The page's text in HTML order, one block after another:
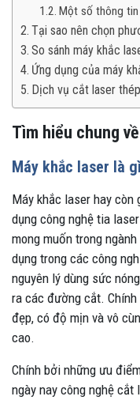
Một số thông
Tại sao nên chọn
So sánh máy khắc
Ứng dụng của máy
Dịch vụ cắt laser
Tìm hiểu chung
Máy khắc laser là
Máy khắc laser hay
dụng công nghệ tia
mong muốn trong
dụng trong các công
nguyên lý dùng sức
ra các đường cắt.
đẹp, có độ mịn và vô
cao.
Chính bởi những ưu
ngày nay công nghệ